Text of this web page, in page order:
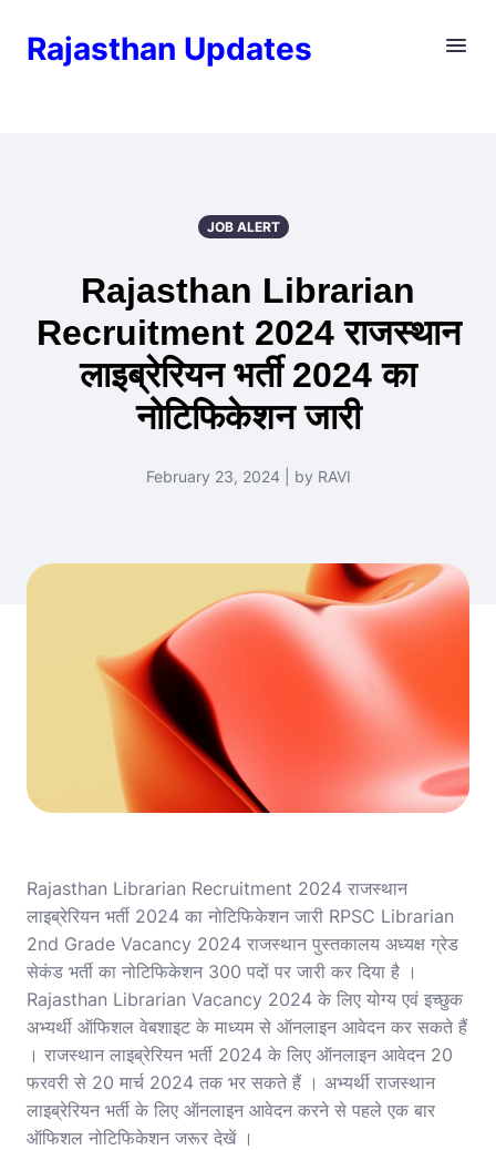
Rajasthan Updates
JOB ALERT
Rajasthan Librarian
Recruitment 2024 राजस्थान
लाइब्रेरियन भर्ती 2024 का
नोटिफिकेशन जारी
February 23, 2024 | by RAVI
Rajasthan Librarian Recruitment 2024 राजस्थान
लाइब्रेरियन भर्ती 2024 का नोटिफिकेशन जारी RPSC Librarian
2nd Grade Vacancy 2024 राजस्थान पुस्तकालय अध्यक्ष ग्रेड
सेकंड भर्ती का नोटिफिकेशन 300 पदों पर जारी कर दिया है ।
Rajasthan Librarian Vacancy 2024 के लिए योग्य एवं इच्छुक
अभ्यर्थी ऑफिशल वेबशाइट के माध्यम से ऑनलाइन आवेदन कर सकते हैं
। राजस्थान लाइब्रेरियन भर्ती 2024 के लिए ऑनलाइन आवेदन 20
फरवरी से 20 मार्च 2024 तक भर सकते हैं । अभ्यर्थी राजस्थान
लाइब्रेरियन भर्ती के लिए ऑनलाइन आवेदन करने से पहले एक बार
ऑफिशल नोटिफिकेशन जरूर देखें ।